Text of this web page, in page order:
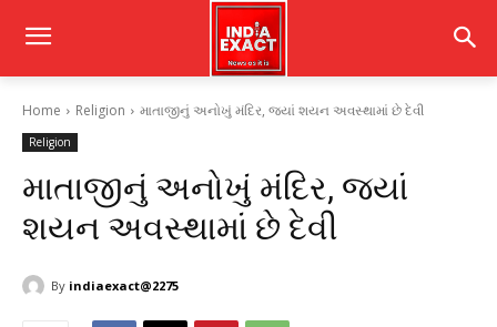
Home Religion માતાજીનું અનોખું મંદિર, જ્યાં શયન અવસ્થામાં છે દેવી
Religion
માતાજીનું અનોખું મંદિર, જ્યાં
શયન અવસ્થામાં છે દેવી
By indiaexact@2275